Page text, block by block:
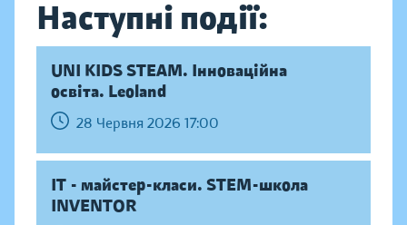
Наступні події:
UNI KIDS STEAM. Інноваційна
освіта. Leoland
28 Червня 2026 17:00
IT - майстер-класи. STEM-школа
INVENTOR